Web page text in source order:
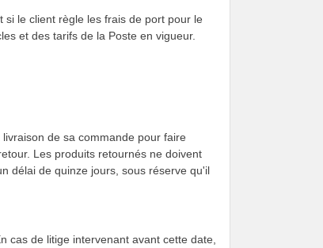
si le client règle les frais de port pour le
et des tarifs de la Poste en vigueur.
de sa commande pour faire
Les produits retournés ne doivent
délai de quinze jours, sous réserve qu'il
cas de litige intervenant avant cette date,